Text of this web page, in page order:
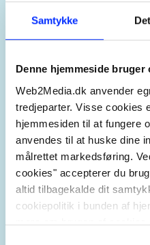
Samtykke
Denne hjemmeside bruger
Web2Media.dk anvender
tredjeparter. Visse cookies
hjemmesiden til at fungere
anvendes til at huske dine
målrettet markedsføring.
cookies" accepterer du
altid tilbagekalde dit
cookiepolitik i bunden af
hjælper os med at
mulighederne."
Lotte Sørensen
Marketing Coordinator,